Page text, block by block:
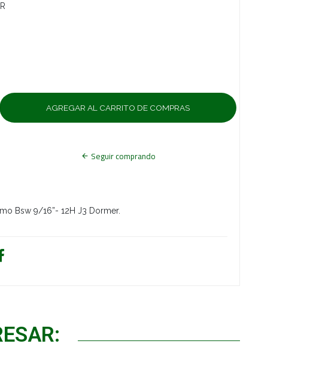
Seguir comprando
Bsw 9/16”- 12H J3 Dormer.